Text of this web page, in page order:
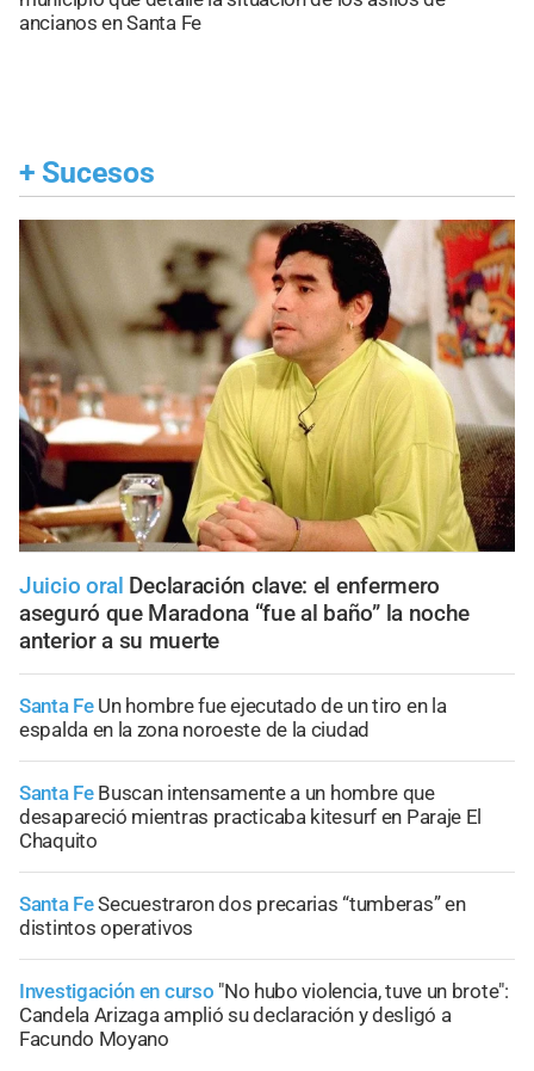
ancianos en Santa Fe
+ Sucesos
Juicio oral Declaración clave: el enfermero
aseguró que Maradona “fue al baño” la noche
anterior a su muerte
Santa Fe Un hombre fue ejecutado de un tiro en la
espalda en la zona noroeste de la ciudad
Santa Fe Buscan intensamente a un hombre que
desapareció mientras practicaba kitesurf en Paraje El
Chaquito
Santa FeSecuestraron dos precarias “tumberas” en
distintos operativos
Investigación en curso "No hubo violencia, tuve un brote":
Candela Arizaga amplió su declaración y desligó a
Facundo Moyano